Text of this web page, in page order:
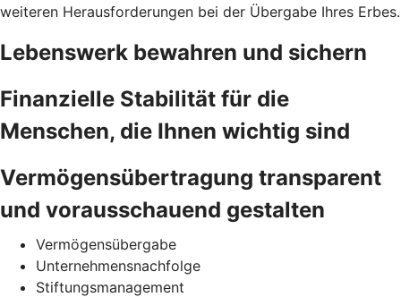
weiteren Herausforderungen bei der Übergabe Ihres Erbes.
Lebenswerk bewahren und sichern
Finanzielle Stabilität für die
Menschen, die Ihnen wichtig sind
Vermögensübertragung transparent
und vorausschauend gestalten
Vermögensübergabe
Unternehmensnachfolge
Stiftungsmanagement